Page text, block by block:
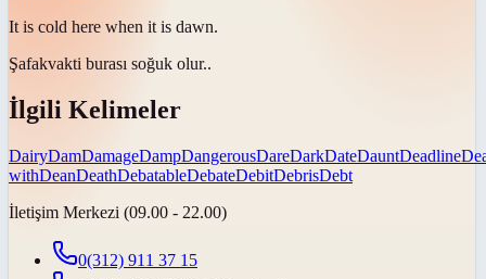
It is cold here when it is dawn.
Şafakvakti burası soğuk olur..
İlgili Kelimeler
DairyDamDamageDampDangerousDareDarkDateDauntDeadline
withDeanDeathDebatableDebateDebitDebrisDebt
İletişim Merkezi (09.00 - 22.00)
0(312) 911 37 15